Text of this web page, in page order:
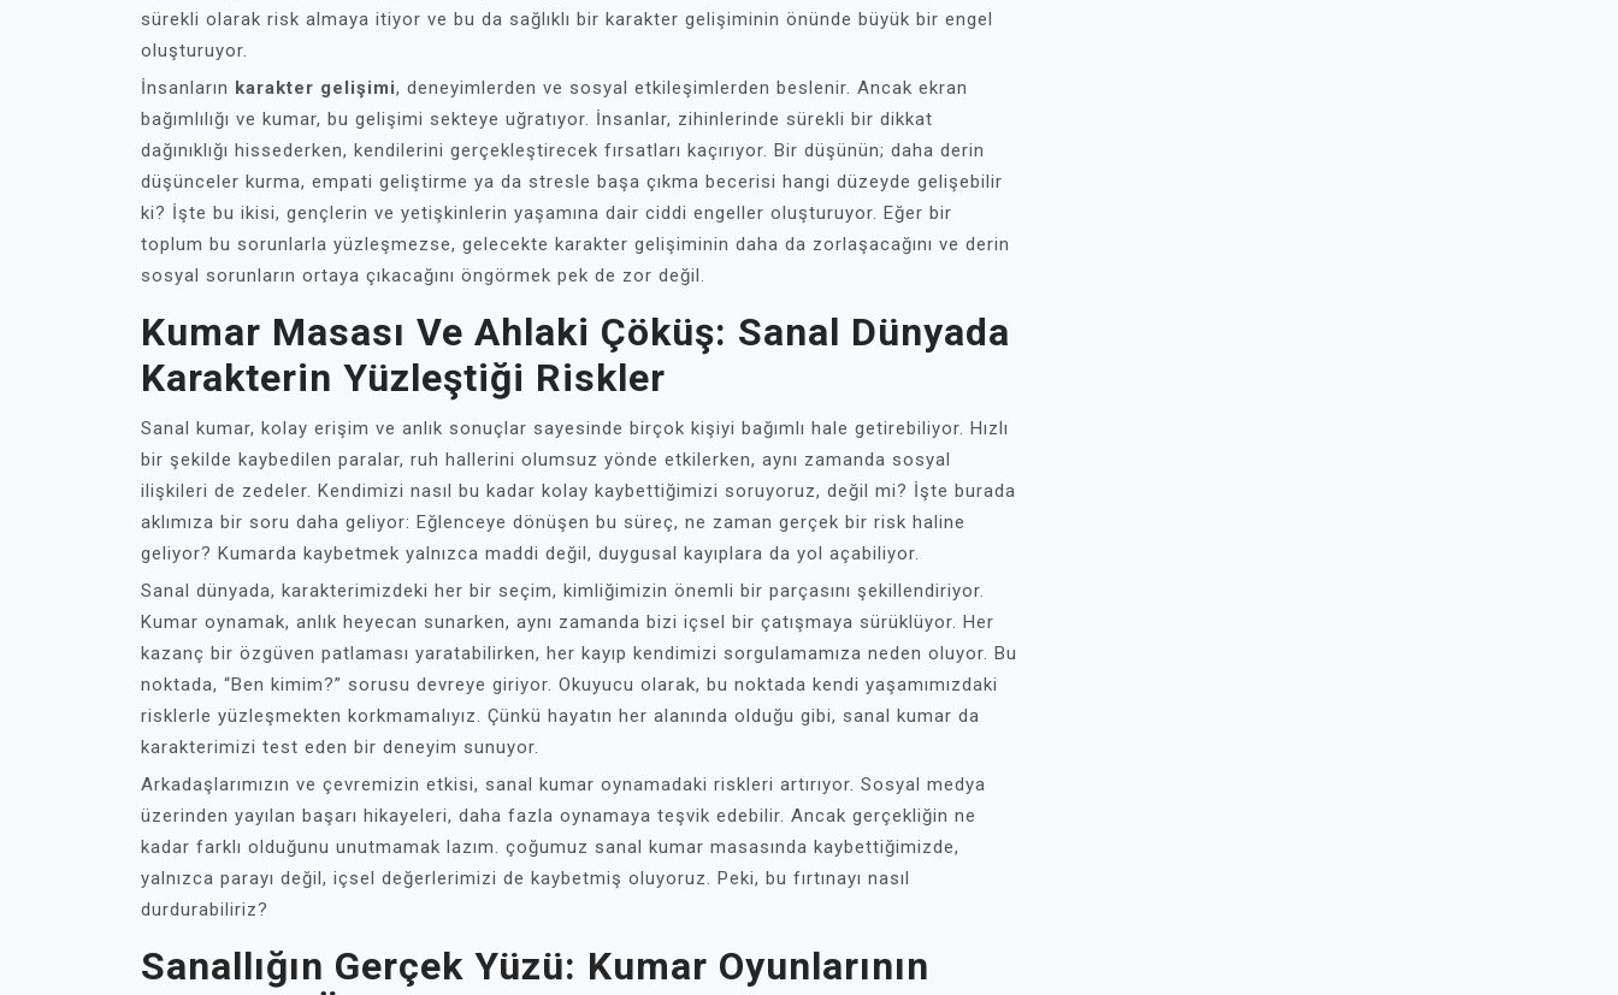
sürekli olarak risk almaya itiyor ve bu da sağlıklı bir karakter gelişiminin önünde büyük bir engel
oluşturuyor.
İnsanların karakter gelişimi, deneyimlerden ve sosyal etkileşimlerden beslenir. Ancak ekran
bağımlılığı ve kumar, bu gelişimi sekteye uğratıyor. İnsanlar, zihinlerinde sürekli bir dikkat
dağınıklığı hissederken, kendilerini gerçekleştirecek fırsatları kaçırıyor. Bir düşünün; daha derin
düşünceler kurma, empati geliştirme ya da stresle başa çıkma becerisi hangi düzeyde gelişebilir
ki? İşte bu ikisi, gençlerin ve yetişkinlerin yaşamına dair ciddi engeller oluşturuyor. Eğer bir
toplum bu sorunlarla yüzleşmezse, gelecekte karakter gelişiminin daha da zorlaşacağını ve derin
sosyal sorunların ortaya çıkacağını öngörmek pek de zor değil.
Kumar Masası Ve Ahlaki Çöküş: Sanal Dünyada
Karakterin Yüzleştiği Riskler
Sanal kumar, kolay erişim ve anlık sonuçlar sayesinde birçok kişiyi bağımlı hale getirebiliyor. Hızlı
bir şekilde kaybedilen paralar, ruh hallerini olumsuz yönde etkilerken, aynı zamanda sosyal
ilişkileri de zedeler. Kendimizi nasıl bu kadar kolay kaybettiğimizi soruyoruz, değil mi? İşte burada
aklımıza bir soru daha geliyor: Eğlenceye dönüşen bu süreç, ne zaman gerçek bir risk haline
geliyor? Kumarda kaybetmek yalnızca maddi değil, duygusal kayıplara da yol açabiliyor.
Sanal dünyada, karakterimizdeki her bir seçim, kimliğimizin önemli bir parçasını şekillendiriyor.
Kumar oynamak, anlık heyecan sunarken, aynı zamanda bizi içsel bir çatışmaya sürüklüyor. Her
kazanç bir özgüven patlaması yaratabilirken, her kayıp kendimizi sorgulamamıza neden oluyor. Bu
noktada, “Ben kimim?” sorusu devreye giriyor. Okuyucu olarak, bu noktada kendi yaşamımızdaki
risklerle yüzleşmekten korkmamalıyız. Çünkü hayatın her alanında olduğu gibi, sanal kumar da
karakterimizi test eden bir deneyim sunuyor.
Arkadaşlarımızın ve çevremizin etkisi, sanal kumar oynamadaki riskleri artırıyor. Sosyal medya
üzerinden yayılan başarı hikayeleri, daha fazla oynamaya teşvik edebilir. Ancak gerçekliğin ne
kadar farklı olduğunu unutmamak lazım. çoğumuz sanal kumar masasında kaybettiğimizde,
yalnızca parayı değil, içsel değerlerimizi de kaybetmiş oluyoruz. Peki, bu fırtınayı nasıl
durdurabiliriz?
Sanallığın Gerçek Yüzü: Kumar Oyunlarının